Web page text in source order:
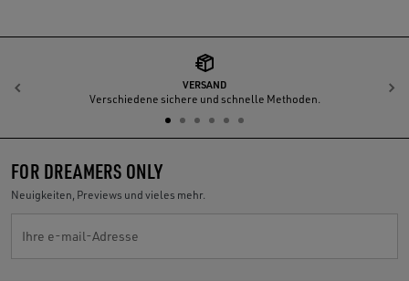
VERSAND
Verschiedene sichere und schnelle Methoden.
Zurück
FOR DREAMERS ONLY
Neuigkeiten, Previews und vieles mehr.
Ihre e-mail-Adresse